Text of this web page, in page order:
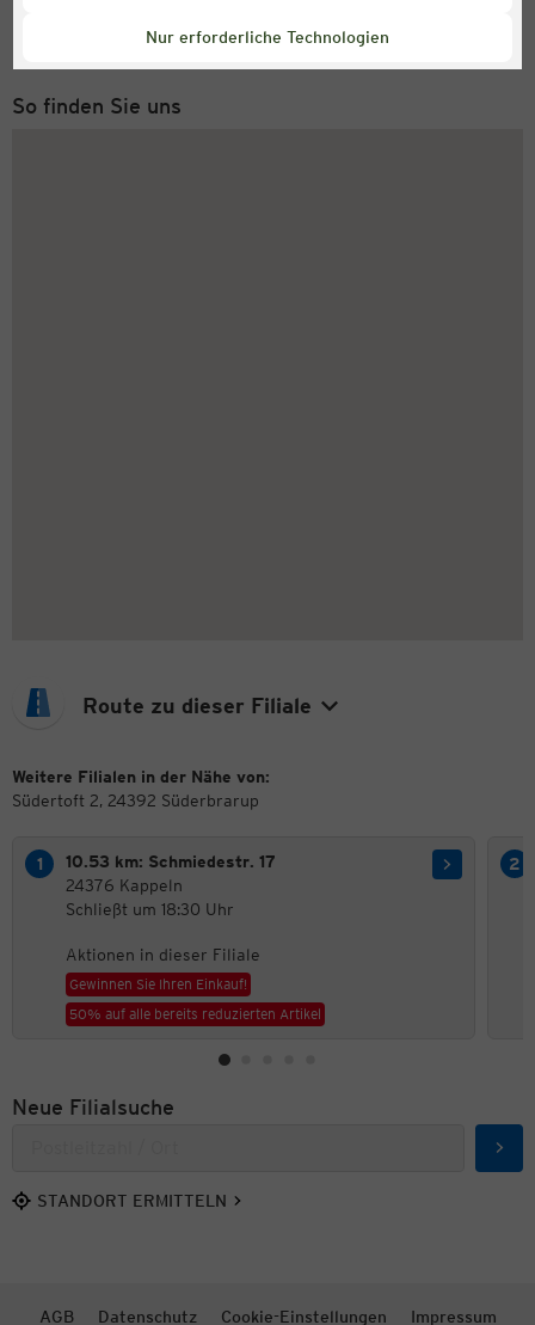
Nur erforderliche Technologien
Montag bis Freitag 8-18 Uhr
So finden Sie uns
Route zu dieser Filiale
Weitere Filialen in der Nähe von:
Südertoft 2, 24392 Süderbrarup
10.53 km: Schmiedestr. 17
24376 Kappeln
Schließt um 18:30 Uhr
Aktionen in dieser Filiale
Gewinnen Sie Ihren Einkauf!
50% auf alle bereits reduzierten Artikel
Neue Filialsuche
STANDORT ERMITTELN
AGB Datenschutz Cookie-Einstellungen Impressum